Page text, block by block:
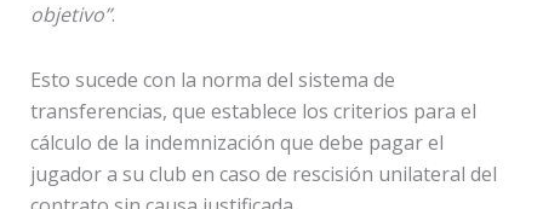
objetivo”.
Esto sucede con la norma del sistema de
transferencias, que establece los criterios para el
cálculo de la indemnización que debe pagar el
jugador a su club en caso de rescisión unilateral del